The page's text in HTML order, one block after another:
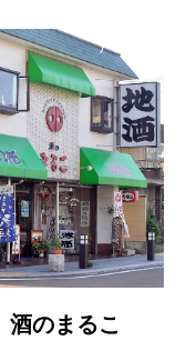
芦原
酒のまるこ